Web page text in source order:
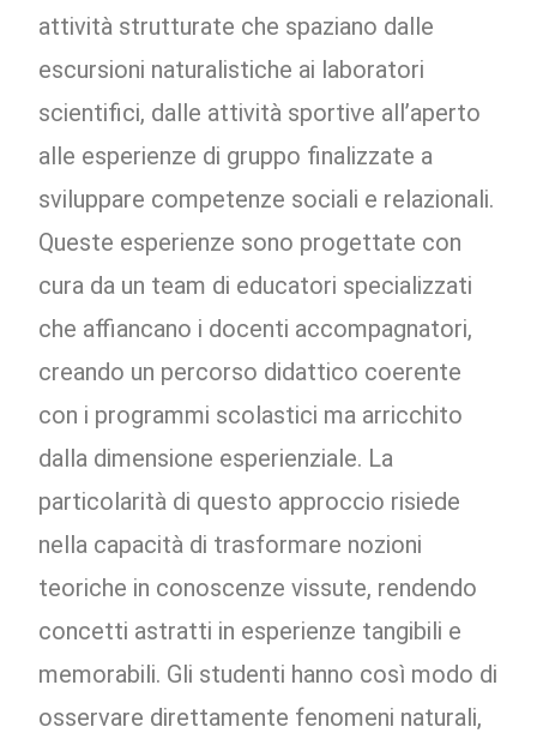
attività strutturate che spaziano dalle
escursioni naturalistiche ai laboratori
scientifici, dalle attività sportive all’aperto
alle esperienze di gruppo finalizzate a
sviluppare competenze sociali e relazionali.
Queste esperienze sono progettate con
cura da un team di educatori specializzati
che affiancano i docenti accompagnatori,
creando un percorso didattico coerente
con i programmi scolastici ma arricchito
dalla dimensione esperienziale. La
particolarità di questo approccio risiede
nella capacità di trasformare nozioni
teoriche in conoscenze vissute, rendendo
concetti astratti in esperienze tangibili e
memorabili. Gli studenti hanno così modo di
osservare direttamente fenomeni naturali,